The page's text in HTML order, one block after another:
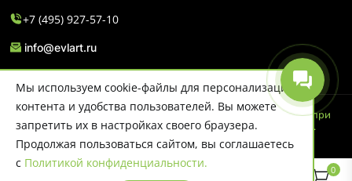
0
+7 (495) 927-57-10
info@evlart.ru
© 2026 Evlart. Сайт несет информационный характер и ни при
каких обстоятельствах не является публичной офертой.
Политика конфиденциальности
Мы используем cookie-файлы для персонализации
контента и удобства пользователей. Вы можете
запретить их в настройках своего браузера.
Продолжая пользоваться сайтом, вы соглашаетесь
с Политикой конфиденциальности.